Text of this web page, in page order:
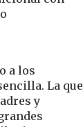
a los
La que
y